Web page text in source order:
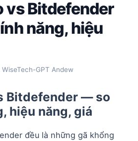
vs Bitdefender
năng, hiệu
WiseTech-GPT Andew
Bitdefender — so
hiệu năng, giá
đều là những gã khổng